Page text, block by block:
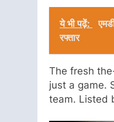
ये भी पढ़ें:
रफ्तार
The fresh
just a game.
team. Listed